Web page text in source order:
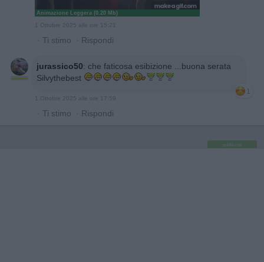
Animazione Leggera (0.20 Mb)
· Ti stimo · Rispondi
jurassico50: che faticosa esibizione ...buona serata
Silvythebest
1
1 Ottobre 2025 alle ore 17:59
· Ti stimo · Rispondi
pubblicità